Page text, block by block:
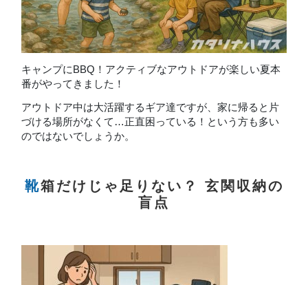
キャンプにBBQ！アクティブなアウトドアが楽しい夏本
番がやってきました！
アウトドア中は大活躍するギア達ですが、家に帰ると片
づける場所がなくて…正直困っている！という方も多い
のではないでしょうか。
靴箱だけじゃ足りない？ 玄関収納の
盲点